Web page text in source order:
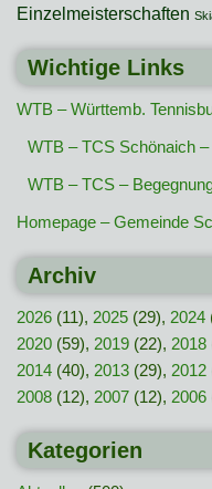
Einzelmeisterschaften
Wichtige Links
WTB – Württemb.
WTB – TCS Schönaich –
WTB – TCS –
Homepage – Gemeinde
Archiv
2026 (11), 2025 (29), 2024
2020 (59), 2019 (22), 2018
2014 (40), 2013 (29), 2012
2008 (12), 2007 (12), 2006
Kategorien